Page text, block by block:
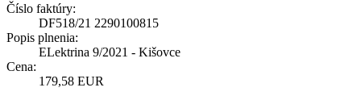
Číslo faktúry:
DF518/21 2290100815
Popis plnenia:
ELektrina 9/2021 - Kišovce
Cena:
179,58 EUR